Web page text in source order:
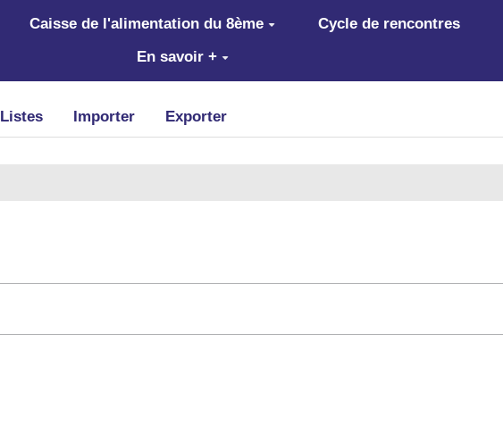
Caisse de l'alimentation du 8ème Cycle de rencontres
En savoir +
Listes Importer Exporter